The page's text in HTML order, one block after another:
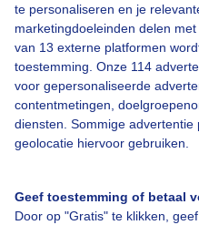
te personaliseren en je
marketingdoeleinden delen
van 13 externe platformen
toestemming. Onze 114
voor gepersonaliseerde
contentmetingen,
diensten. Sommige
geolocatie hiervoor gebruiken.
Geef toestemming of betaal
Door op "Gratis" te klikken,
Over Buienradar
Veelgestelde vragen